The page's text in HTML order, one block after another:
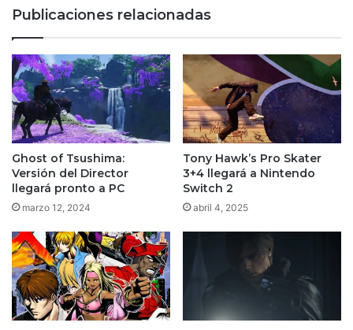
Publicaciones relacionadas
Ghost of Tsushima:
Versión del Director
llegará pronto a PC
marzo 12, 2024
Tony Hawk’s Pro Skater
3+4 llegará a Nintendo
Switch 2
abril 4, 2025